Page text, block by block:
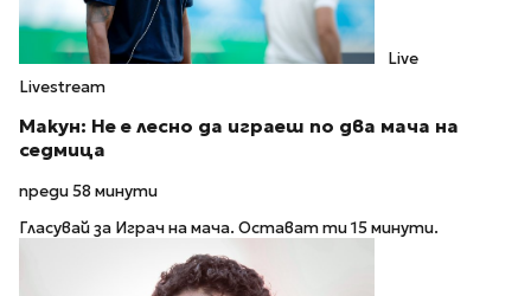
Live
Livestream
Макун: Не е лесно да играеш по два мача на
седмица
преди 58 минути
Гласувай за Играч на мача. Остават ти 15 минути.